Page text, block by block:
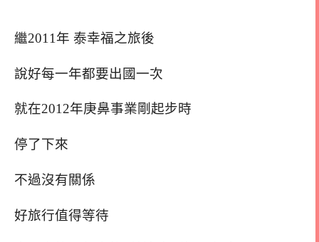
繼2011年 泰幸福之旅後
說好每一年都要出國一次
就在2012年庚鼻事業剛起步時
停了下來
不過沒有關係
好旅行值得等待